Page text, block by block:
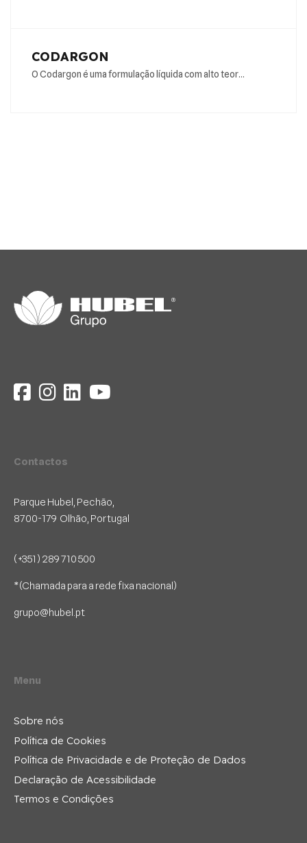
CODARGON
O Codargon é uma formulação líquida com alto teor…
Contactos
Parque Hubel, Pechão,
8700-179 Olhão, Portugal
(+351) 289 710 500
*(Chamada para a rede fixa nacional)
grupo@hubel.pt
Menu
Sobre nós
Política de Cookies
Política de Privacidade e de Proteção de Dados
Declaração de Acessibilidade
Termos e Condições